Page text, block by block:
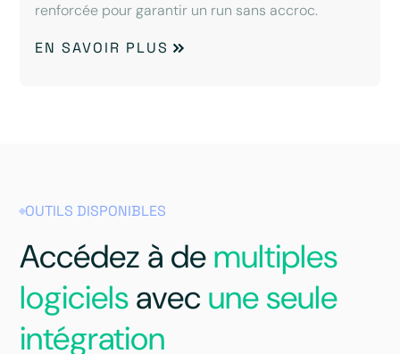
renforcée pour garantir un run sans accroc.
EN SAVOIR PLUS
OUTILS DISPONIBLES
Accédez à demultiples
logicielsavec une seule
intégration